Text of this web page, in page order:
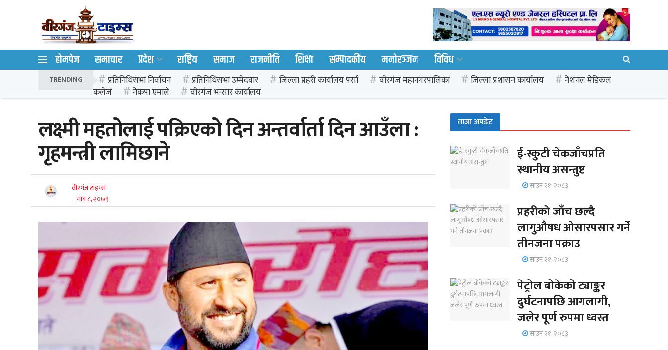
होमपेज समाचार प्रदेश राष्ट्रिय समाज राजनीति शिक्षा सम्पादकीय मनोरञ्जन विविध
TRENDING प्रतिनिधिसभा निर्वाचन प्रतिनिधिसभा उम्मेदवार जिल्ला प्रहरी कार्यालय पर्सा वीरगंज महानगरपालिका जिल्ला प्रशासन कार्यालय
नेशनल मेडिकल
कलेज
नेकपा एमाले वीरगंज भन्सार कार्यालय
लक्ष्मी महतोलाई पक्रिएको दिन अन्तर्वार्ता दिन आउँला :
गृहमन्त्री लामिछाने
वीरगंज टाइम्स
माघ ८, २०७९
ताजा अपडेट
ई-स्कुटी चेकजाँचप्रति
स्थानीय असन्तुष्ट
साउन २१, २०८३
प्रहरीको जाँच छल्दै
लागुऔषध ओसारपसार गर्ने
तीनजना पक्राउ
साउन २१, २०८३
पेट्रोल बोकेको ट्याङ्कर
दुर्घटनापछि आगलागी,
जलेर पूर्ण रुपमा ध्वस्त
साउन २१, २०८३